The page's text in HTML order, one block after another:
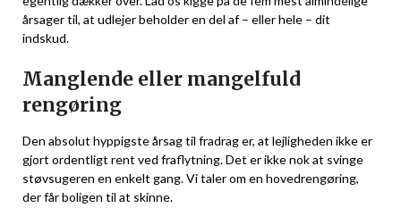
årsager til, at udlejer beholder en del af – eller hele – dit
indskud.
Manglende eller mangelfuld
rengøring
Den absolut hyppigste årsag til fradrag er, at lejligheden ikke er
gjort ordentligt rent ved fraflytning. Det er ikke nok at svinge
støvsugeren en enkelt gang. Vi taler om en hovedrengøring,
der får boligen til at skinne.